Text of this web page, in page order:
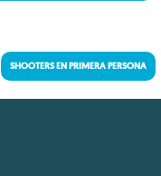
SHOOTERS EN PRIMERA PERSONA